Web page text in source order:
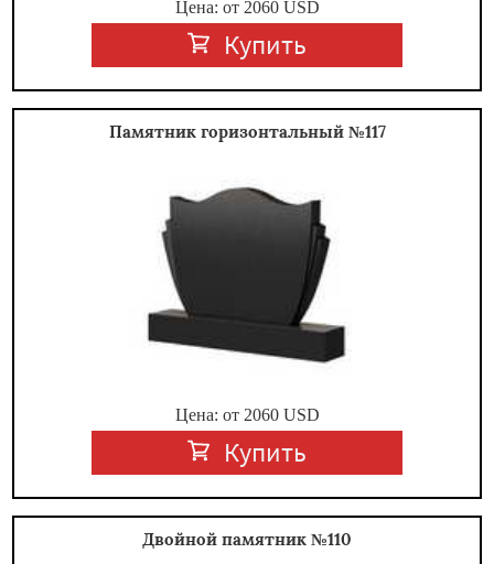
Цена: от 2060USD
Купить
Памятник горизонтальный №117
Цена: от 2060USD
Купить
Двойной памятник №110